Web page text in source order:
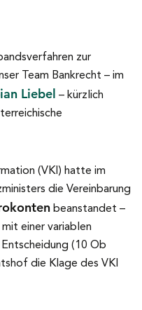
zur
Team Bankrecht – im
Liebel – kürzlich
(VKI) hatte im
die Vereinbarung
beanstandet –
einer variablen
(10 Ob
die Klage des VKI